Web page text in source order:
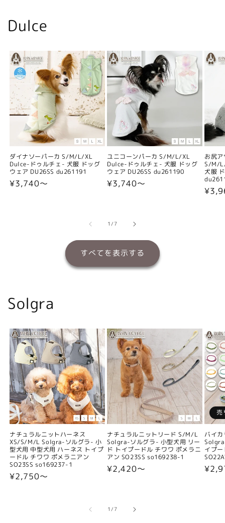
Dulce
ダイナソーパーカ S/M/L/XL
Dulce-ドゥルチェ- 犬服 ドッグ
ウェア DU26SS du261191
通
¥3,740〜
ユニコーンパーカ S/M/L/XL
Dulce-ドゥルチェ- 犬服 ドッグ
ウェア DU26SS du261190
通
¥3,740〜
お尻
S/M/
犬服
通
1/の
7
すべてを表示する
Solgra
ナチュラルニットハーネス
XS/S/M/L Solgra-ソルグラ- 小
型犬用 中型犬用 ハーネス トイプ
ードル チワワ ポメラニアン
SO23SS so169237-1
通
¥2,750〜
ナチュラルニットリード S/M/L
Solgra-ソルグラ- 小型犬用 リー
ド トイプードル チワワ ポメラニ
アン SO23SS so169238-1
通
¥2,420〜
売
バイ
イプ
通
1/の
7